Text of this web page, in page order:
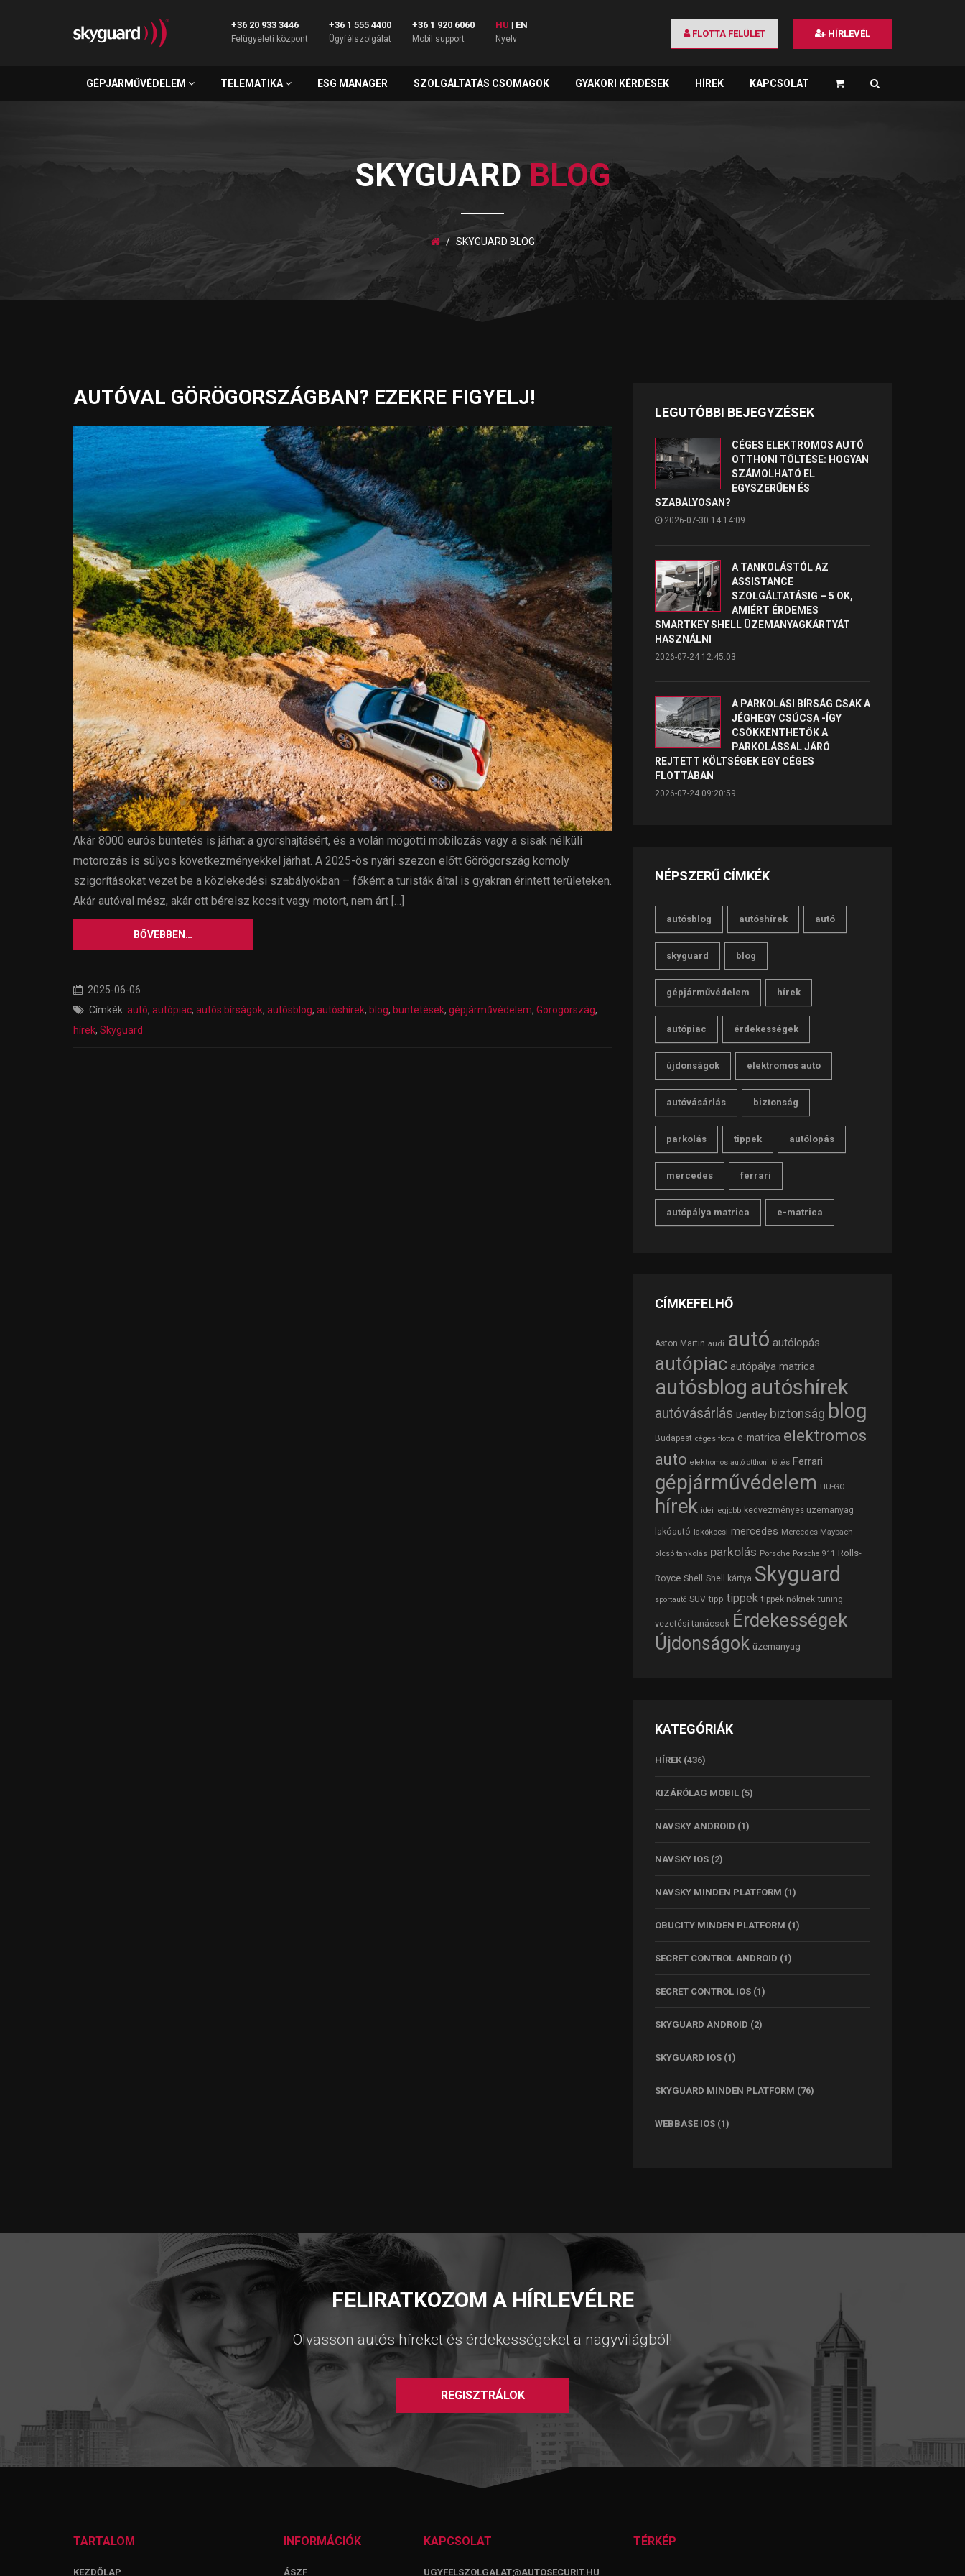
+36 20 933 3446
Felügyeleti központ
+36 1 555 4400
Ügyfélszolgálat
+36 1 920 6060
Mobil support
HU | EN
Nyelv FLOTTA FELÜLET HÍRLEVÉL
GÉPJÁRMŰVÉDELEM TELEMATIKA ESG MANAGER SZOLGÁLTATÁS CSOMAGOK GYAKORI KÉRDÉSEK HÍREK KAPCSOLAT
SKYGUARDBLOG
SKYGUARD BLOG
AUTÓVAL GÖRÖGORSZÁGBAN? EZEKRE FIGYELJ!
Akár 8000 eurós büntetés is járhat a gyorshajtásért, és a volán mögötti mobilozás vagy a sisak nélküli
motorozás is súlyos következményekkel járhat. A 2025-ös nyári szezon előtt Görögország komoly
szigorításokat vezet be a közlekedési szabályokban – főként a turisták által is gyakran érintett területeken.
Akár autóval mész, akár ott bérelsz kocsit vagy motort, nem árt […]
BŐVEBBEN…
2025-06-06
Címkék: autó, autópiac, autós bírságok, autósblog, autóshírek, blog, büntetések, gépjárművédelem, Görögország,
hírek, Skyguard
LEGUTÓBBI BEJEGYZÉSEK
CÉGES ELEKTROMOS AUTÓ
OTTHONI TÖLTÉSE: HOGYAN
SZÁMOLHATÓ EL
EGYSZERŰEN ÉS
SZABÁLYOSAN?
2026-07-30 14:14:09
A TANKOLÁSTÓL AZ
ASSISTANCE
SZOLGÁLTATÁSIG – 5 OK,
AMIÉRT ÉRDEMES
SMARTKEY SHELL ÜZEMANYAGKÁRTYÁT
HASZNÁLNI
2026-07-24 12:45:03
A PARKOLÁSI BÍRSÁG CSAK A
JÉGHEGY CSÚCSA -ÍGY
CSÖKKENTHETŐK A
PARKOLÁSSAL JÁRÓ
REJTETT KÖLTSÉGEK EGY CÉGES
FLOTTÁBAN
2026-07-24 09:20:59
NÉPSZERŰ CÍMKÉK
autósblog autóshírek autó
skyguard blog
gépjárművédelem hírek
autópiac érdekességek
újdonságok elektromos auto
autóvásárlás biztonság
parkolás tippek autólopás
mercedes ferrari
autópálya matrica e-matrica
CÍMKEFELHŐ
Aston Martin audi autó autólopás
autópiac autópálya matrica
autósblog autóshírek
autóvásárlás Bentley biztonság blog
Budapest céges flotta e-matrica elektromos
auto elektromos autó otthoni töltés Ferrari
gépjárművédelem HU-GO
hírek idei legjobb kedvezményes üzemanyag
lakóautó lakókocsi mercedes Mercedes-Maybach
olcsó tankolás parkolás Porsche Porsche 911 Rolls-
Royce Shell Shell kártya Skyguard
sportautó SUV tipp tippek tippek nőknek tuning
vezetési tanácsok Érdekességek
Újdonságok üzemanyag
KATEGÓRIÁK
HÍREK (436)
KIZÁRÓLAG MOBIL (5)
NAVSKY ANDROID (1)
NAVSKY IOS (2)
NAVSKY MINDEN PLATFORM (1)
OBUCITY MINDEN PLATFORM (1)
SECRET CONTROL ANDROID (1)
SECRET CONTROL IOS (1)
SKYGUARD ANDROID (2)
SKYGUARD IOS (1)
SKYGUARD MINDEN PLATFORM (76)
WEBBASE IOS (1)
FELIRATKOZOM A HÍRLEVÉLRE
Olvasson autós híreket és érdekességeket a nagyvilágból!
REGISZTRÁLOK
TARTALOM
KEZDŐLAP
INFORMÁCIÓK
ÁSZF
KAPCSOLAT
UGYFELSZOLGALAT@AUTOSECURIT.HU
TÉRKÉP